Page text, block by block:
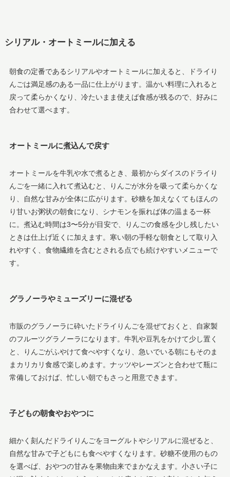
シリアル・オートミールに加える
朝食の定番であるシリアルやオートミールに加えると、ドライり
んごは満足感のある一品に仕上がります。温かい料理に入れると
戻って柔らかくなり、冷たいまま使えば食感が残るので、好みに
合わせて選べます。
オートミールに煮込んで戻す
オートミールを牛乳や水で煮るとき、最初からダイスのドライり
んごを一緒に入れて煮込むと、りんごが水分を吸って柔らかくな
り、自然な甘みが全体に広がります。砂糖を加えなくてもほんの
り甘いお粥状の朝食になり、シナモンを振れば体の温まる一杯
に。煮込む時間は3〜5分が目安で、りんごの食感を少し残したい
ときは仕上げ近くに加えます。寒い朝の手軽な朝食として取り入
れやすく、食物繊維を含むとされる点でも続けやすいメニューで
す。
グラノーラやミューズリーに混ぜる
市販のグラノーラに砕いたドライりんごを混ぜておくと、自家製
のフルーツグラノーラになります。牛乳や豆乳をかけて少し置く
と、りんごがふやけて食べやすくなり、急いでいる朝にもそのま
まカリカリ食感で楽しめます。ナッツやレーズンと合わせて瓶に
常備しておけば、忙しい朝でもさっと用意できます。
子どもの朝食やおやつに
細かく刻んだドライりんごをヨーグルトやシリアルに混ぜると、
自然な甘みで子どもにも食べやすくなります。砂糖不使用のもの
を選べば、おやつの甘みを果物由来でまかなえます。小さい子に